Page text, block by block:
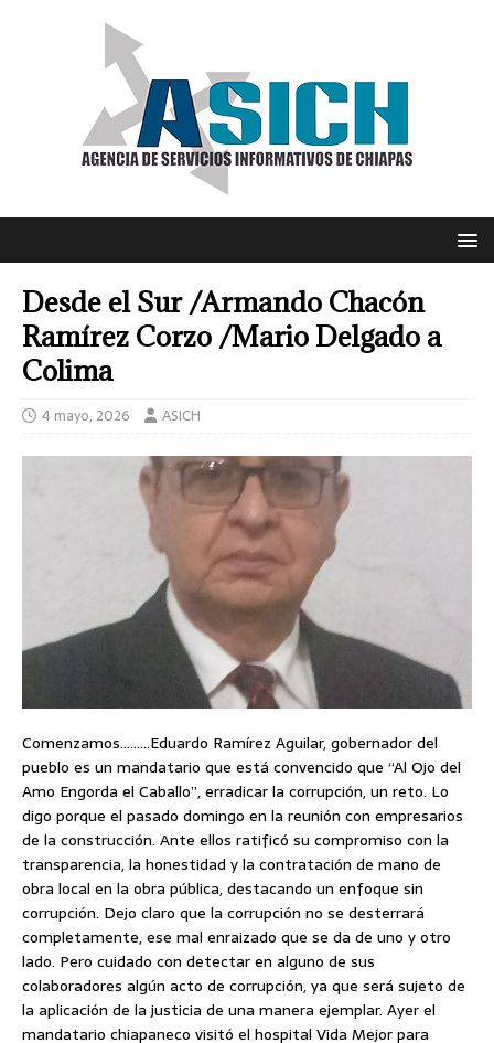
Desde el Sur /Armando Chacón
Ramírez Corzo /Mario Delgado a
Colima
4 mayo, 2026 ASICH
Comenzamos………Eduardo Ramírez Aguilar, gobernador del
pueblo es un mandatario que está convencido que “Al Ojo del
Amo Engorda el Caballo”, erradicar la corrupción, un reto. Lo
digo porque el pasado domingo en la reunión con empresarios
de la construcción. Ante ellos ratificó su compromiso con la
transparencia, la honestidad y la contratación de mano de
obra local en la obra pública, destacando un enfoque sin
corrupción. Dejo claro que la corrupción no se desterrará
completamente, ese mal enraizado que se da de uno y otro
lado. Pero cuidado con detectar en alguno de sus
colaboradores algún acto de corrupción, ya que será sujeto de
la aplicación de la justicia de una manera ejemplar. Ayer el
mandatario chiapaneco visitó el hospital Vida Mejor para